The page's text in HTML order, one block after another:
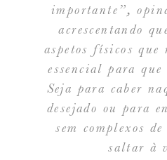
importante”,
acrescentando
aspetos físicos que
essencial para
Seja para caber
desejado ou para
sem complexos
saltar à